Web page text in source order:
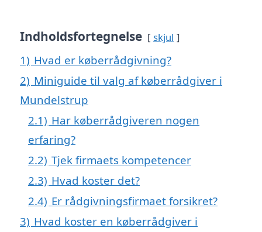
Indholdsfortegnelse skjul
1) Hvad er køberrådgivning?
2) Miniguide til valg af køberrådgiver i
Mundelstrup
2.1) Har køberrådgiveren nogen
erfaring?
2.2) Tjek firmaets kompetencer
2.3) Hvad koster det?
2.4) Er rådgivningsfirmaet forsikret?
3) Hvad koster en køberrådgiver i